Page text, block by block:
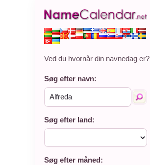
Ved du hvornår din navnedag er?
Søg efter navn:
Søg efter land:
Søg efter måned: